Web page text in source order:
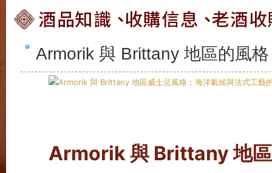
Armorik 與 Brittany 地區的風
Armorik 與 Brittany 地